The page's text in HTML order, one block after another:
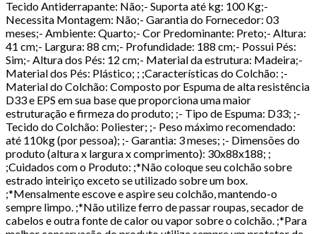
Tecido Antiderrapante: Não;- Suporta até kg: 100 Kg;-
Necessita Montagem: Não;- Garantia do Fornecedor: 03
meses;- Ambiente: Quarto;- Cor Predominante: Preto;- Altura:
41 cm;- Largura: 88 cm;- Profundidade: 188 cm;- Possui Pés:
Sim;- Altura dos Pés: 12 cm;- Material da estrutura: Madeira;-
Material dos Pés: Plástico; ; ;Características do Colchão: ;-
Material do Colchão: Composto por Espuma de alta resistência
D33 e EPS em sua base que proporciona uma maior
estruturação e firmeza do produto; ;- Tipo de Espuma: D33; ;-
Tecido do Colchão: Poliester; ;- Peso máximo recomendado:
até 110kg (por pessoa); ;- Garantia: 3 meses; ;- Dimensões do
produto (altura x largura x comprimento): 30x88x188; ;
;Cuidados com o Produto: ;*Não coloque seu colchão sobre
estrado inteiriço exceto se utilizado sobre um box.
;*Mensalmente escove e aspire seu colchão, mantendo-o
sempre limpo. ;*Não utilize ferro de passar roupas, secador de
cabelos e outra fonte de calor ou vapor sobre o colchão. ;*Para